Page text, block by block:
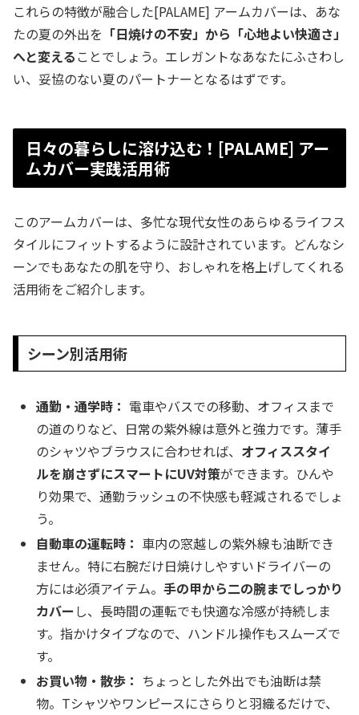
これらの特徴が融合した[PALAME] アームカバーは、あな
たの夏の外出を 「日焼けの不安」から「心地よい快適さ」
へと変える ことでしょう。エレガントなあなたにふさわし
い、妥協のない夏のパートナーとなるはずです。
日々の暮らしに溶け込む！[PALAME] アー
ムカバー実践活用術
このアームカバーは、多忙な現代女性のあらゆるライフス
タイルにフィットするように設計されています。どんなシ
ーンでもあなたの肌を守り、おしゃれを格上げしてくれる
活用術をご紹介します。
シーン別活用術
通勤・通学時： 電車やバスでの移動、オフィスまで
の道のりなど、日常の紫外線は意外と強力です。薄手
のシャツやブラウスに合わせれば、 オフィススタイ
ルを崩さずにスマートにUV対策ができます。ひんや
り効果で、通勤ラッシュの不快感も軽減されるでしょ
う。
自動車の運転時： 車内の窓越しの紫外線も油断でき
ません。特に右腕だけ日焼けしやすいドライバーの
方には必須アイテム。手の甲から二の腕までしっかり
カバー し、長時間の運転でも快適な冷感が持続しま
す。指かけタイプなので、ハンドル操作もスムーズで
す。
お買い物・散歩： ちょっとした外出でも油断は禁
物。Tシャツやワンピースにさらりと羽織るだけで、